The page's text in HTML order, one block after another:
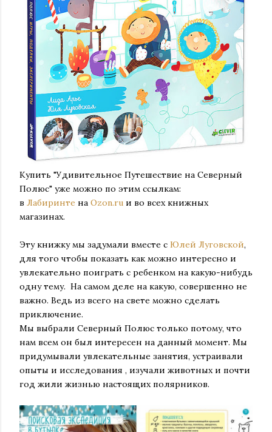
Купить "Удивительное Путешествие на Северный
Полюс" уже можно по этим ссылкам:
в Лабиринте на Ozon.ru и во всех книжных
магазинах.
Эту книжку мы задумали вместе с Юлей Луговской,
для того чтобы показать как можно интересно и
увлекательно поиграть с ребенком на какую-нибудь
одну тему. На самом деле на какую, совершенно не
важно. Ведь из всего на свете можно сделать
приключение.
Мы выбрали Северный Полюс только потому, что
нам всем он был интересен на данный момент. Мы
придумывали увлекательные занятия, устраивали
опыты и исследования , изучали животных и почти
год жили жизнью настоящих полярников.